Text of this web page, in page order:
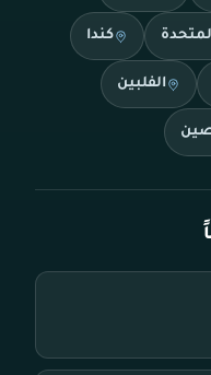
كندا
الفلبين